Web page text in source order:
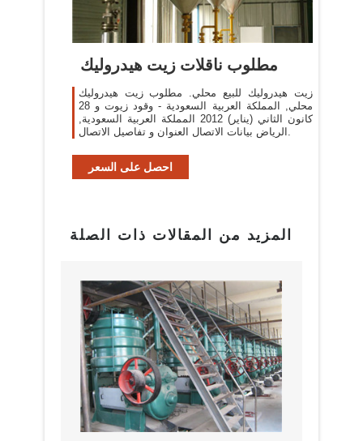
مطلوب ناقلات زيت هيدروليك
زيت هيدروليك للبيع محلي. مطلوب زيت هيدروليك
محلي, المملكة العربية السعودية - وقود زيوت و 28
كانون الثاني (يناير) 2012 المملكة العربية السعودية,
الرياض بيانات الاتصال العنوان و تفاصيل الاتصال.
احصل على السعر
المزيد من المقالات ذات الصلة